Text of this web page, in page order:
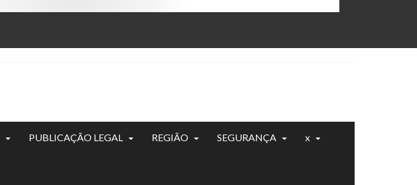
PUBLICAÇÃO LEGAL REGIÃO SEGURANÇA x